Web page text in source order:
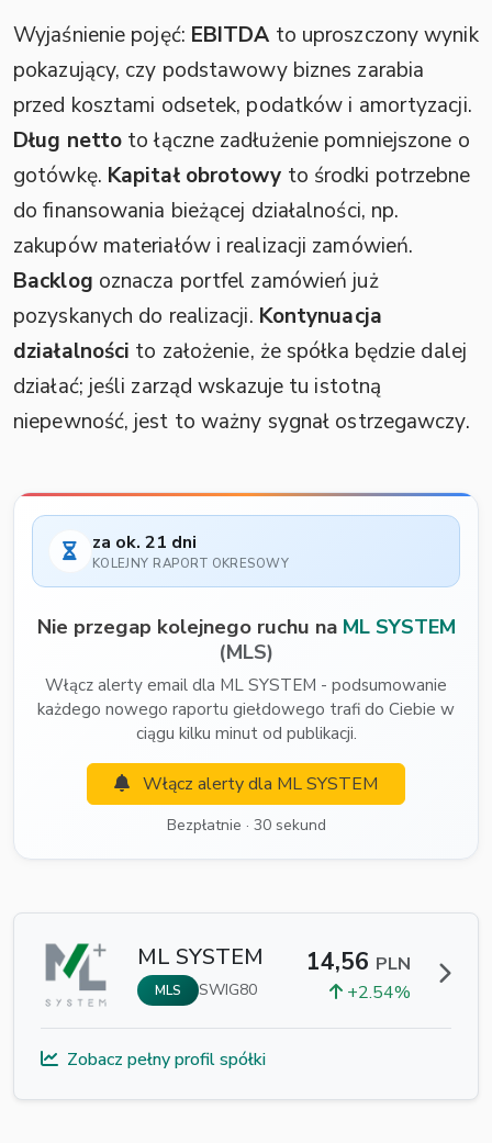
Wyjaśnienie pojęć: EBITDA to uproszczony wynik
pokazujący, czy podstawowy biznes zarabia
przed kosztami odsetek, podatków i amortyzacji.
Dług netto to łączne zadłużenie pomniejszone o
gotówkę. Kapitał obrotowy to środki potrzebne
do finansowania bieżącej działalności, np.
zakupów materiałów i realizacji zamówień.
Backlog oznacza portfel zamówień już
pozyskanych do realizacji. Kontynuacja
działalności to założenie, że spółka będzie dalej
działać; jeśli zarząd wskazuje tu istotną
niepewność, jest to ważny sygnał ostrzegawczy.
za ok. 21 dni
KOLEJNY RAPORT OKRESOWY
Nie przegap kolejnego ruchu na ML SYSTEM
(MLS)
Włącz alerty email dla ML SYSTEM - podsumowanie
każdego nowego raportu giełdowego trafi do Ciebie w
ciągu kilku minut od publikacji.
Włącz alerty dla ML SYSTEM
Bezpłatnie · 30 sekund
ML SYSTEM
MLS SWIG80
14,56 PLN
+2.54%
Zobacz pełny profil spółki